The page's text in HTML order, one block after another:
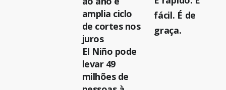
amplia ciclo
de cortes nos
juros
El Niño pode
levar 49
milhões de
fácil. É de
graça.